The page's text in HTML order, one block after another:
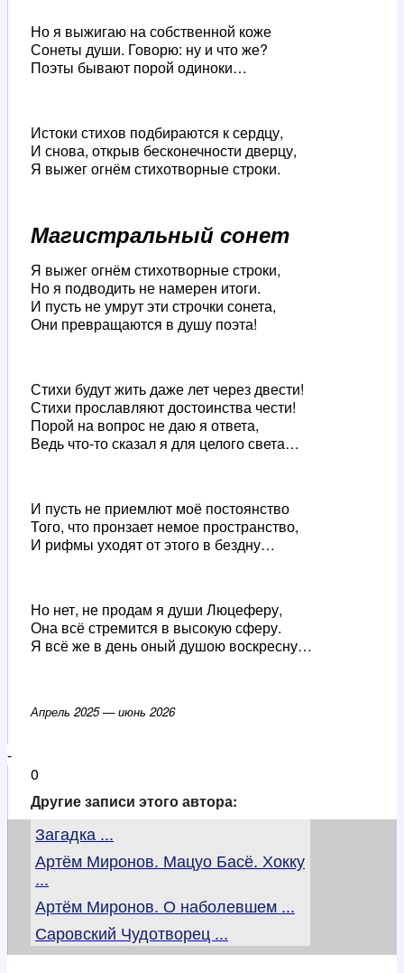
Но я выжигаю на собственной коже
Сонеты души. Говорю: ну и что же?
Поэты бывают порой одиноки…
Истоки стихов подбираются к сердцу,
И снова, открыв бесконечности дверцу,
Я выжег огнём стихотворные строки.
Магистральный сонет
Я выжег огнём стихотворные строки,
Но я подводить не намерен итоги.
И пусть не умрут эти строчки сонета,
Они превращаются в душу поэта!
Стихи будут жить даже лет через двести!
Стихи прославляют достоинства чести!
Порой на вопрос не даю я ответа,
Ведь что-то сказал я для целого света…
И пусть не приемлют моё постоянство
Того, что пронзает немое пространство,
И рифмы уходят от этого в бездну…
Но нет, не продам я души Люцеферу,
Она всё стремится в высокую сферу.
Я всё же в день оный душою воскресну…
Апрель 2025 — июнь 2026
-
0
Другие записи этого автора:
Загадка ...
Артём Миронов. Мацуо Басё. Хокку
...
Артём Миронов. О наболевшем ...
Саровский Чудотворец ...